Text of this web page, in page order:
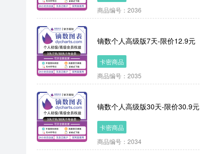
商品编号：2036
镝数个人高级版7天-限价12.9元
卡密商品
商品编号：2035
镝数个人高级版30天-限价30.9元
卡密商品
商品编号：2034